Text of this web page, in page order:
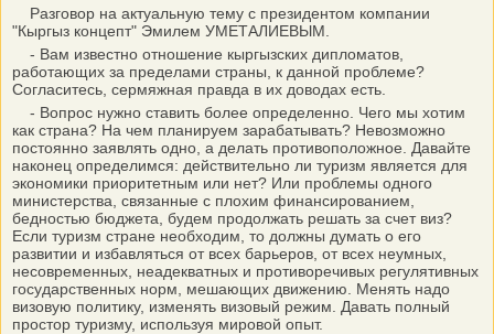
Разговор на актуальную тему с президентом компании
"Кыргыз концепт" Эмилем УМЕТАЛИЕВЫМ.
- Вам известно отношение кыргызских дипломатов,
работающих за пределами страны, к данной проблеме?
Согласитесь, сермяжная правда в их доводах есть.
- Вопрос нужно ставить более определенно. Чего мы хотим
как страна? На чем планируем зарабатывать? Невозможно
постоянно заявлять одно, а делать противоположное. Давайте
наконец определимся: действительно ли туризм является для
экономики приоритетным или нет? Или проблемы одного
министерства, связанные с плохим финансированием,
бедностью бюджета, будем продолжать решать за счет виз?
Если туризм стране необходим, то должны думать о его
развитии и избавляться от всех барьеров, от всех неумных,
несовременных, неадекватных и противоречивых регулятивных
государственных норм, мешающих движению. Менять надо
визовую политику, изменять визовый режим. Давать полный
простор туризму, используя мировой опыт.